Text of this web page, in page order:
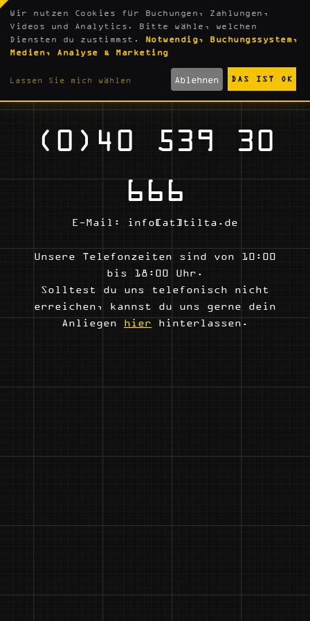
KONTAKT
(0)40 539 30
666
E-Mail: info[at]tilta.de
Unsere Telefonzeiten sind von 10:00
bis 18:00 Uhr.
Solltest du uns telefonisch nicht
erreichen, kannst du uns gerne dein
Anliegen hier hinterlassen.
Wir nutzen Cookies für Buchungen, Zahlungen,
Videos und Analytics. Bitte wähle, welchen
Diensten du zustimmst.
Notwendig, Buchungssystem,
Medien, Analyse & Marketing
Lassen Sie mich wählen Ablehnen DAS IST OK